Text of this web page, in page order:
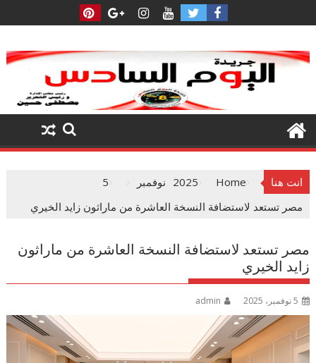
to
انت هنا Home
2025 نوفمبر
5
مصر تستعد لاستضافة النسخة العاشرة من ماراثون زايد الخيري
مصر تستعد لاستضافة النسخة العاشرة من ماراثون
زايد الخيري
5 نوفمبر، 2025 admin